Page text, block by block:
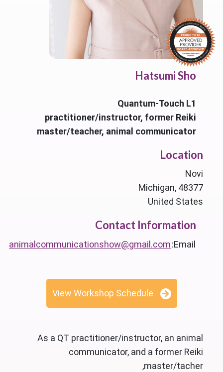
Hatsumi Sho
Quantum-Touch L1
practitioner/instructor, former Reiki
master/teacher, animal communicator
Location
Novi
Michigan, 48377
United States
Contact Information
Email:
animalcommunicationshow@gmail.com
View Workshop Schedule
As a QT practitioner/instructor, an animal
communicator, and a former Reiki
master/tacher,